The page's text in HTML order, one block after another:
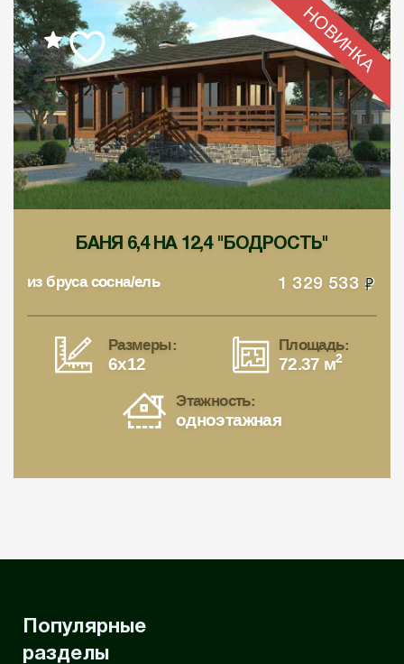
НОВИНКА
БАНЯ 6,4 НА 12,4 "БОДРОСТЬ"
из бруса сосна/ель 1 329 533
Размеры:
6x12
Площадь:
72.37 м2
Этажность:
одноэтажная
Популярные
разделы